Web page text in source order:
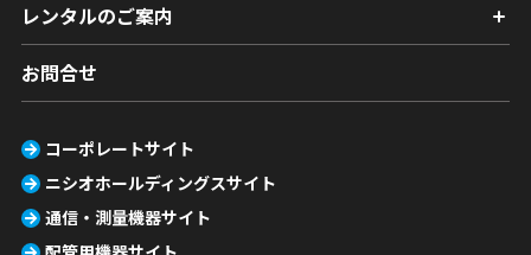
レンタルのご案内
お問合せ
コーポレートサイト
ニシオホールディングスサイト
通信・測量機器サイト